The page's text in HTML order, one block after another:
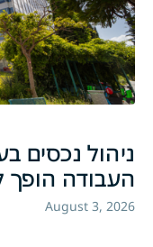
ניהול נכסים
העבודה הופך
August 3, 2026